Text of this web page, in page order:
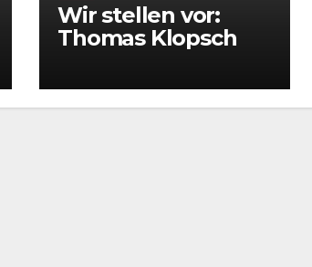
Wir stellen vor:
Thomas Klopsch